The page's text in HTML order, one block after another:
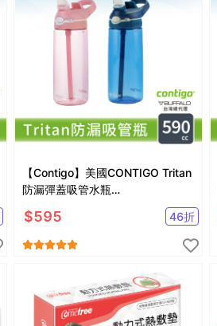
【Contigo】美國CONTIGO Tritan
防漏彈蓋吸管水瓶
590ccAshland(冷水瓶/運動水壺)
$595 46折